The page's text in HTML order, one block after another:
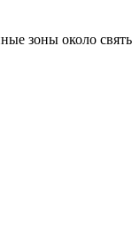
зоны около